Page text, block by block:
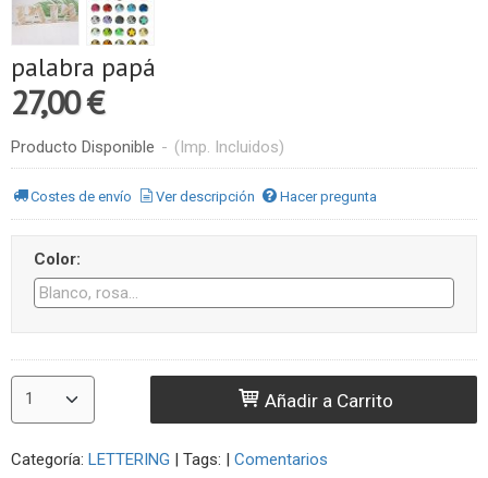
palabra papá
27,00 €
Producto Disponible - (Imp. Incluidos)
Costes de envío Ver descripción Hacer pregunta
Color:
Añadir a Carrito
Categoría: LETTERING | Tags: | Comentarios